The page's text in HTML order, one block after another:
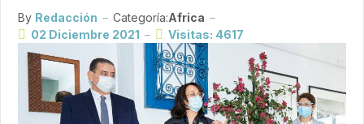
By Redacción Categoría:Africa
02 Diciembre 2021
Visitas: 4617